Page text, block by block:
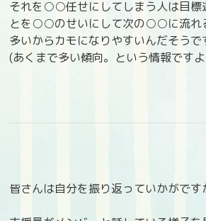
それを○○任せにしてしまう人は目標
とを○○のせいにして次の○○に流れ
多いからカモになりやすいんだそうで
(あくまで多い傾向。という情報です
皆さんは自分を振り返っていかがです